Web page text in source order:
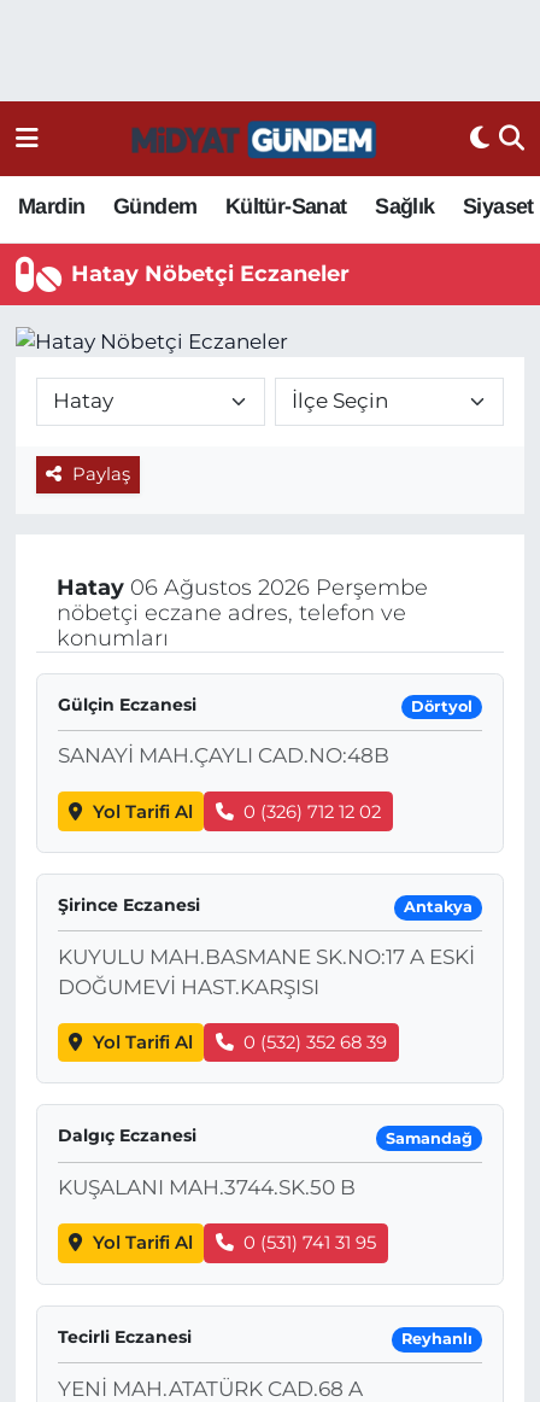
Mardin Gündem Kültür-Sanat Sağlık Siyaset
Hatay Nöbetçi Eczaneler
Paylaş
Hatay06 Ağustos 2026 Perşembe
nöbetçi eczane adres, telefon ve
konumları
Gülçin Eczanesi Dörtyol
SANAYİ MAH.ÇAYLI CAD.NO:48B
Yol Tarifi Al 0 (326) 712 12 02
Şirince Eczanesi Antakya
KUYULU MAH.BASMANE SK.NO:17 A ESKİ
DOĞUMEVİ HAST.KARŞISI
Yol Tarifi Al 0 (532) 352 68 39
Dalgıç Eczanesi Samandağ
KUŞALANI MAH.3744.SK.50 B
Yol Tarifi Al 0 (531) 741 31 95
Tecirli Eczanesi Reyhanlı
YENİ MAH.ATATÜRK CAD.68 A